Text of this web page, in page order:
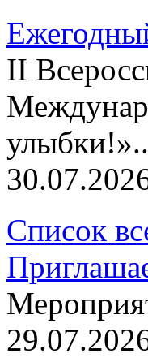
II
Список